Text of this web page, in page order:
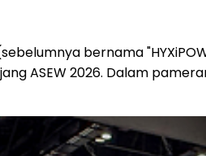
bernama
ASEW 2026. Dalam